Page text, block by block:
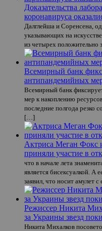
Доказательства
коронавируса
Далглейша и Соренсена,
указывающих на
из четырех
Всемирный банк
антипандемийных
Всемирный банк
мер к накоплению
последние полгода резко
[…]
Актриса Меган Фокс
приняли участие в
что в начале лета
является бисексуалкой.
заявил, что носит амулет
Режиссер Никита
за Украины звезд
Никита Михалков